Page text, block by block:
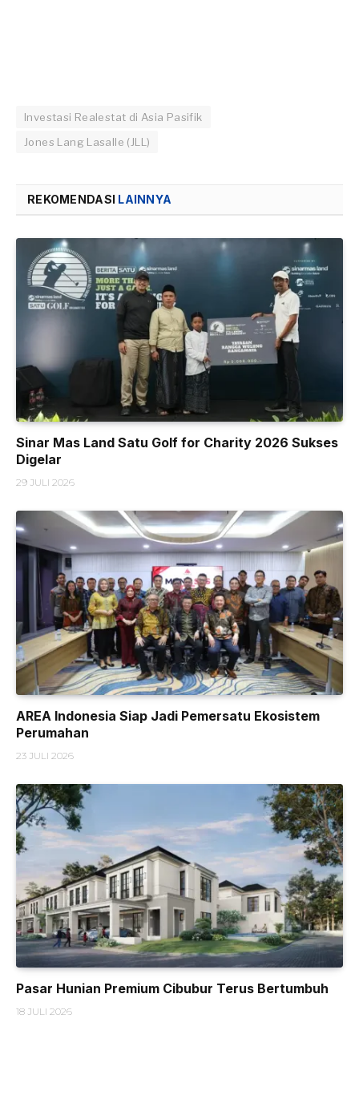
Investasi Realestat di Asia Pasifik
Jones Lang Lasalle (JLL)
REKOMENDASI LAINNYA
Sinar Mas Land Satu Golf for Charity 2026 Sukses
Digelar
29 JULI 2026
AREA Indonesia Siap Jadi Pemersatu Ekosistem
Perumahan
23 JULI 2026
Pasar Hunian Premium Cibubur Terus Bertumbuh
18 JULI 2026